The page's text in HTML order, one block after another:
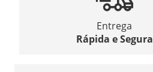
Entrega
Rápida e Segura